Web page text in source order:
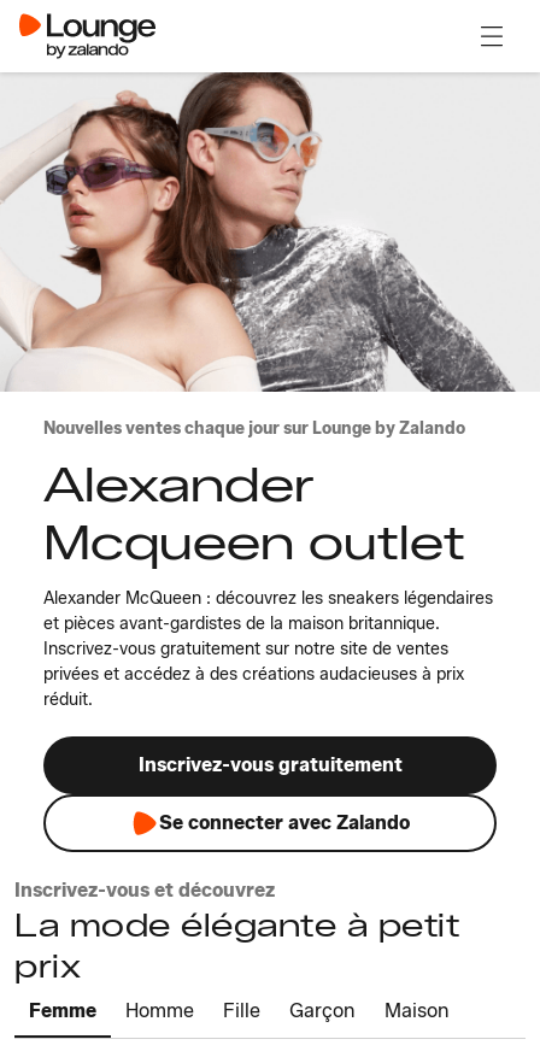
Nouvelles ventes chaque jour sur Lounge by Zalando
Alexander
Mcqueen outlet
Alexander McQueen : découvrez les sneakers légendaires
et pièces avant-gardistes de la maison britannique.
Inscrivez-vous gratuitement sur notre site de ventes
privées et accédez à des créations audacieuses à prix
réduit.
Inscrivez-vous gratuitement
Se connecter avec Zalando
Inscrivez-vous et découvrez
La mode élégante à petit
prix
Femme Homme Fille Garçon Maison